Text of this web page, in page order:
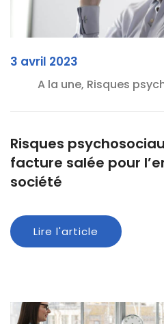
3 avril 2023
A la une, Risques
Risques
facture salée pour
société
Lire l'article